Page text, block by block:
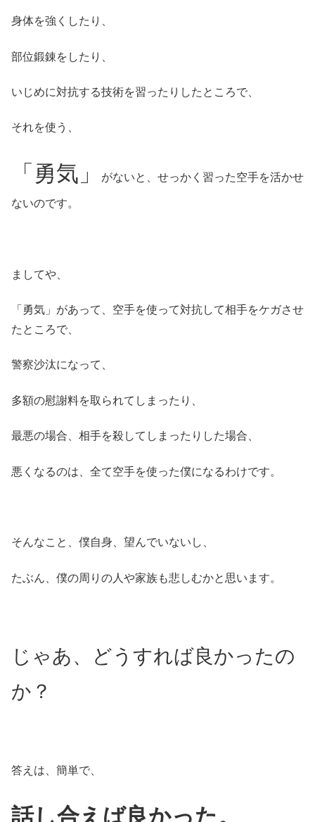
身体を強くしたり、
部位鍛錬をしたり、
いじめに対抗する技術を習ったりしたところで、
それを使う、
「勇気」 がないと、せっかく習った空手を活かせ
ないのです。
ましてや、
「勇気」があって、空手を使って対抗して相手をケガさせ
たところで、
警察沙汰になって、
多額の慰謝料を取られてしまったり、
最悪の場合、相手を殺してしまったりした場合、
悪くなるのは、全て空手を使った僕になるわけです。
そんなこと、僕自身、望んでいないし、
たぶん、僕の周りの人や家族も悲しむかと思います。
じゃあ、どうすれば良かったの
か？
答えは、簡単で、
話し合えば良かった。